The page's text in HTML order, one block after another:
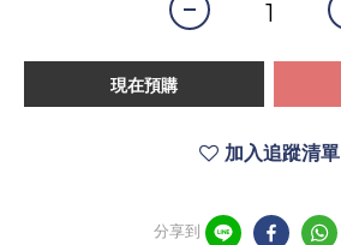
現在預購
加入追蹤清單
分享到